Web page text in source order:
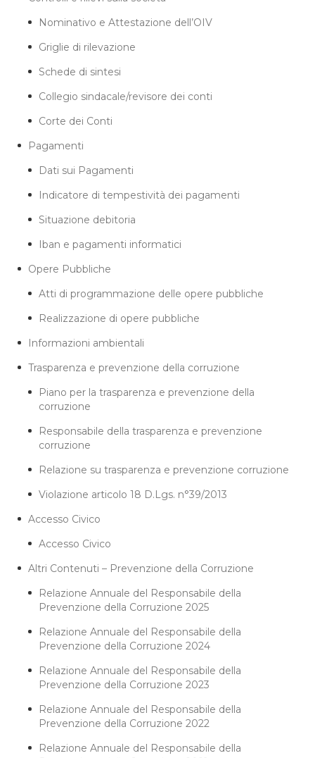
Nominativo e Attestazione dell’OIV
Griglie di rilevazione
Schede di sintesi
Collegio sindacale/revisore dei conti
Corte dei Conti
Pagamenti
Dati sui Pagamenti
Indicatore di tempestività dei pagamenti
Situazione debitoria
Iban e pagamenti informatici
Opere Pubbliche
Atti di programmazione delle opere pubbliche
Realizzazione di opere pubbliche
Informazioni ambientali
Trasparenza e prevenzione della corruzione
Piano per la trasparenza e prevenzione della
corruzione
Responsabile della trasparenza e prevenzione
corruzione
Relazione su trasparenza e prevenzione corruzione
Violazione articolo 18 D.Lgs. n°39/2013
Accesso Civico
Accesso Civico
Altri Contenuti – Prevenzione della Corruzione
Relazione Annuale del Responsabile della
Prevenzione della Corruzione 2025
Relazione Annuale del Responsabile della
Prevenzione della Corruzione 2024
Relazione Annuale del Responsabile della
Prevenzione della Corruzione 2023
Relazione Annuale del Responsabile della
Prevenzione della Corruzione 2022
Relazione Annuale del Responsabile della